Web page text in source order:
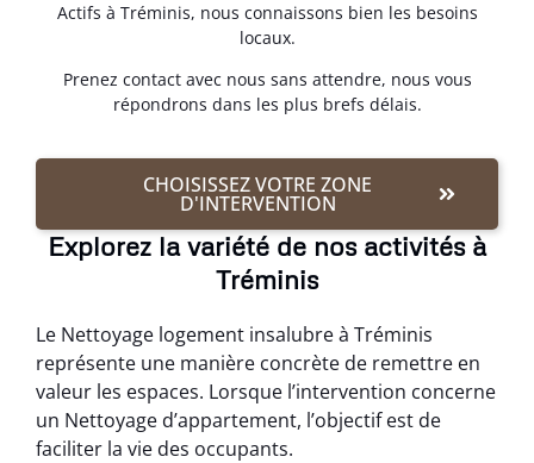
Actifs à Tréminis, nous connaissons bien les besoins
locaux.
Prenez contact avec nous sans attendre, nous vous
répondrons dans les plus brefs délais.
CHOISISSEZ VOTRE ZONE
D'INTERVENTION
Explorez la variété de nos activités à
Tréminis
Le Nettoyage logement insalubre à Tréminis
représente une manière concrète de remettre en
valeur les espaces. Lorsque l’intervention concerne
un Nettoyage d’appartement, l’objectif est de
faciliter la vie des occupants.